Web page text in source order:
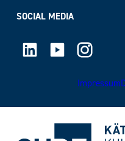
SOCIAL MEDIA
LinkedIn Youtube Instagram
Impressum